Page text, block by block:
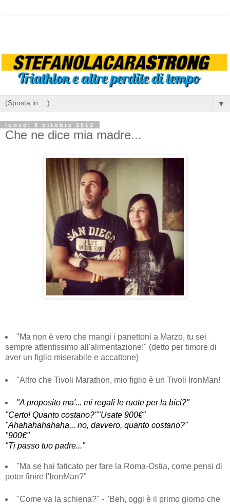
▼
lunedì 8 ottobre 2012
Che ne dice mia madre...
"Ma non è vero che mangi i panettoni a Marzo, tu sei
sempre attentissimo all'alimentazione!" (detto per timore di
aver un figlio miserabile e accattone)
"Altro che Tivoli Marathon, mio figlio è un Tivoli IronMan!
"A proposito ma'... mi regali le ruote per la bici?"
"Certo! Quanto costano?""Usate 900€"
"Ahahahahahaha... no, davvero, quanto costano?"
"900€"
"Ti passo tuo padre..."
"Ma se hai faticato per fare la Roma-Ostia, come pensi di
poter finire l'IronMan?"
"Come va la schiena?" - "Beh, oggi è il primo giorno che